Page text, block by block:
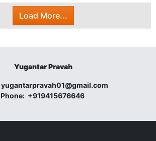
Load More...
Yugantar Pravah
yugantarpravah01@gmail.com
Phone: +919415676646